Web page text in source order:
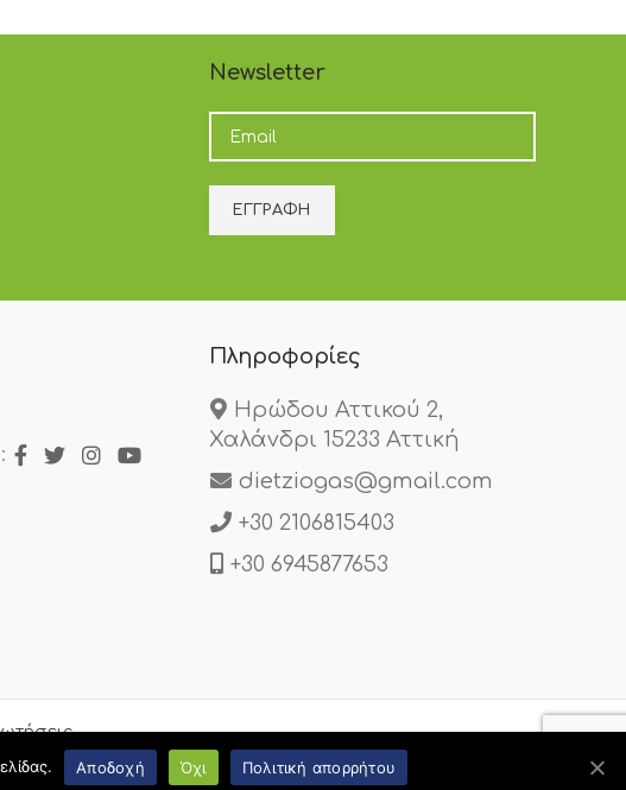
Newsletter
Πληροφορίες
Ηρώδου Αττικού 2,
Χαλάνδρι 15233 Αττική
dietziogas@gmail.com
+30 2106815403
+30 6945877653
by web-idea.gr
Αποδοχή Όχι Πολιτική απορρήτου